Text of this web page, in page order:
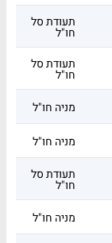
תעודת סל
חו"ל
תעודת סל
חו"ל
מניה חו"ל
מניה חו"ל
תעודת סל
חו"ל
מניה חו"ל